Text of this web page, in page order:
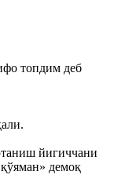
топдим деб
йигиччани
демоқ